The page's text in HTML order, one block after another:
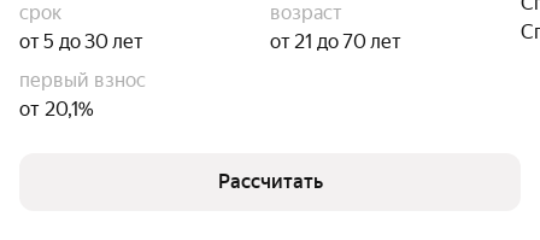
срок
от 5 до 30 лет
возраст
от 21 до 70 лет
первый взнос
от 20,1%
Рассчитать